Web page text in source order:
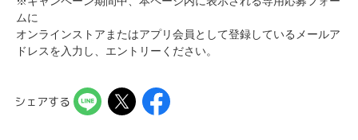
ムに
オンラインストアまたはアプリ会員として登録しているメールア
ドレスを入力し、エントリーください。
シェアする